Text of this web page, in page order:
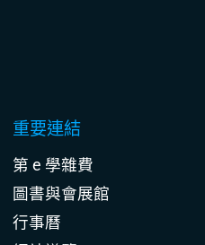
重要連結
第 e 學雜費
圖書與會展館
行事曆